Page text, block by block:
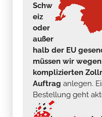
Schw
eiz
oder
außer
halb der EU
müssen wir
komplizierten
Auftrag anlegen.
Bestellung geht